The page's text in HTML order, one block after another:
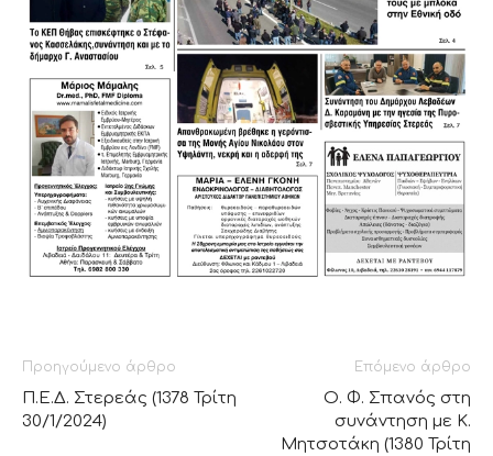
Προηγούμενο άρθρο
Π.Ε.Δ. Στερεάς (1378 Τρίτη
30/1/2024)
Επόμενο άρθρο
Ο. Φ. Σπανός στη
συνάντηση με Κ.
Μητσοτάκη (1380 Τρίτη